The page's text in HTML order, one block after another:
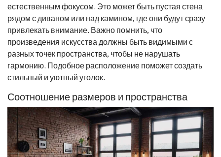
естественным фокусом. Это может быть пустая стена
рядом с диваном или над камином, где они будут сразу
привлекать внимание. Важно помнить, что
произведения искусства должны быть видимыми с
разных точек пространства, чтобы не нарушать
гармонию. Подобное расположение поможет создать
стильный и уютный уголок.
Соотношение размеров и пространства